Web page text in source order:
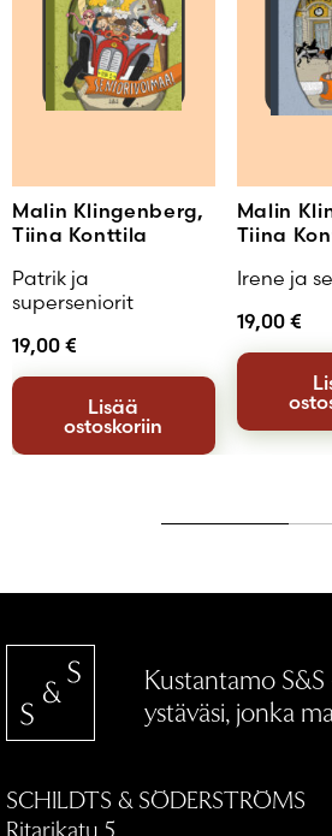
Malin Klingenberg,
Tiina Konttila
Patrik ja
superseniorit
19,00 €
Lisää
ostoskoriin
Malin
Tiina
Irene ja
19,00 €
Kustantamo
ystäväsi, jonka
SCHILDTS & SÖDERSTRÖMS
Ritarikatu 5